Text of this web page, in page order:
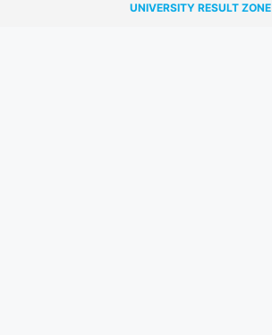
UNIVERSITY RESULT ZONE